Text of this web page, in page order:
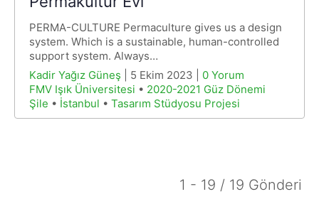
PERMA-CULTURE Permaculture gives us a design
system. Which is a sustainable, human-controlled
support system. Always…
Kadir Yağız Güneş | 5 Ekim 2023 | 0 Yorum
FMV Işık Üniversitesi • 2020-2021 Güz Dönemi
Şile • İstanbul • Tasarım Stüdyosu Projesi
1 - 19 / 19 Gönderi